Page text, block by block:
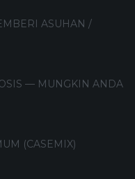
ASUHAN /
— MUNGKIN ANDA
(CASEMIX)